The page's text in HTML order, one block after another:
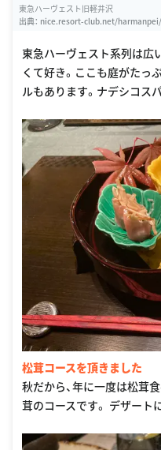
東急ハーヴェスト旧軽井沢
出典： nice.resort-club.net/
東急ハーヴェスト系列は広
くて好き。ここも庭がたっ
ルもあります。ナデシコス
松茸コースを頂きました
秋だから、年に一度は松茸
茸のコースです。 デザート